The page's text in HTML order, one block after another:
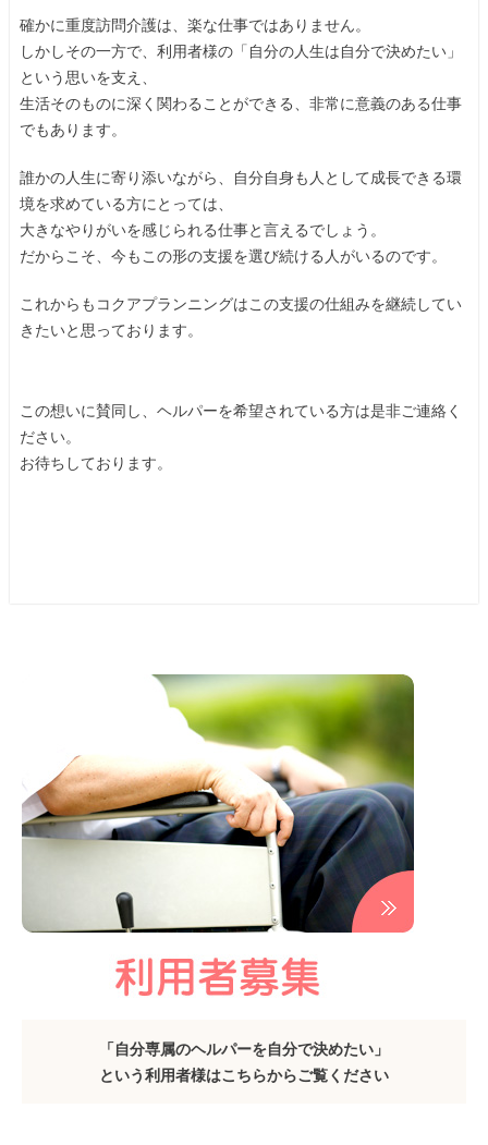
確かに重度訪問介護は、楽な仕事ではありません。
しかしその一方で、利用者様の「自分の人生は自分で決めたい」
という思いを支え、
生活そのものに深く関わることができる、非常に意義のある仕事
でもあります。
誰かの人生に寄り添いながら、自分自身も人として成長できる環
境を求めている方にとっては、
大きなやりがいを感じられる仕事と言えるでしょう。
だからこそ、今もこの形の支援を選び続ける人がいるのです。
これからもコクアプランニングはこの支援の仕組みを継続してい
きたいと思っております。
この想いに賛同し、ヘルパーを希望されている方は是非ご連絡く
ださい。
お待ちしております。
「自分専属のヘルパーを自分で決めたい」
という利用者様はこちらからご覧ください